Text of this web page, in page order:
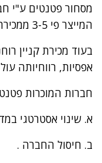
מסחור פטנטים ע"י
המייצר פי 3-5 ממכירת מוצרים.
בעוד מכירת קניין
אפסיות, רווחיותה
חברות המוכרות
א. שינוי אסטרטגי
ב. חיסול החברה .